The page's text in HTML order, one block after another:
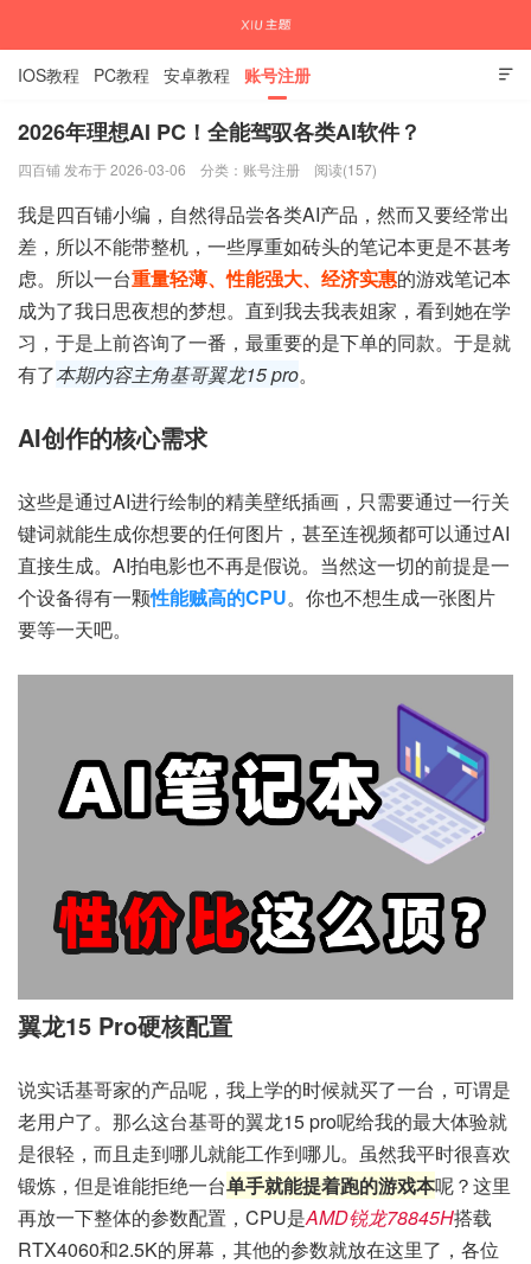

IOS教程 PC教程 安卓教程 账号注册
2026年理想AI PC！全能驾驭各类AI软件？
四百铺 发布于 2026-03-06 分类： 账号注册 阅读(157)
我是四百铺小编，自然得品尝各类AI产品，然而又要经常出
差，所以不能带整机，一些厚重如砖头的笔记本更是不甚考
虑。所以一台重量轻薄、性能强大、经济实惠的游戏笔记本
成为了我日思夜想的梦想。直到我去我表姐家，看到她在学
习，于是上前咨询了一番，最重要的是下单的同款。于是就
有了本期内容主角基哥翼龙15 pro。
AI创作的核心需求
这些是通过AI进行绘制的精美壁纸插画，只需要通过一行关
键词就能生成你想要的任何图片，甚至连视频都可以通过AI
直接生成。AI拍电影也不再是假说。当然这一切的前提是一
个设备得有一颗性能贼高的CPU。你也不想生成一张图片
要等一天吧。
翼龙15 Pro硬核配置
说实话基哥家的产品呢，我上学的时候就买了一台，可谓是
老用户了。那么这台基哥的翼龙15 pro呢给我的最大体验就
是很轻，而且走到哪儿就能工作到哪儿。虽然我平时很喜欢
锻炼，但是谁能拒绝一台单手就能提着跑的游戏本呢？这里
再放一下整体的参数配置，CPU是AMD锐龙78845H搭载
RTX4060和2.5K的屏幕，其他的参数就放在这里了，各位